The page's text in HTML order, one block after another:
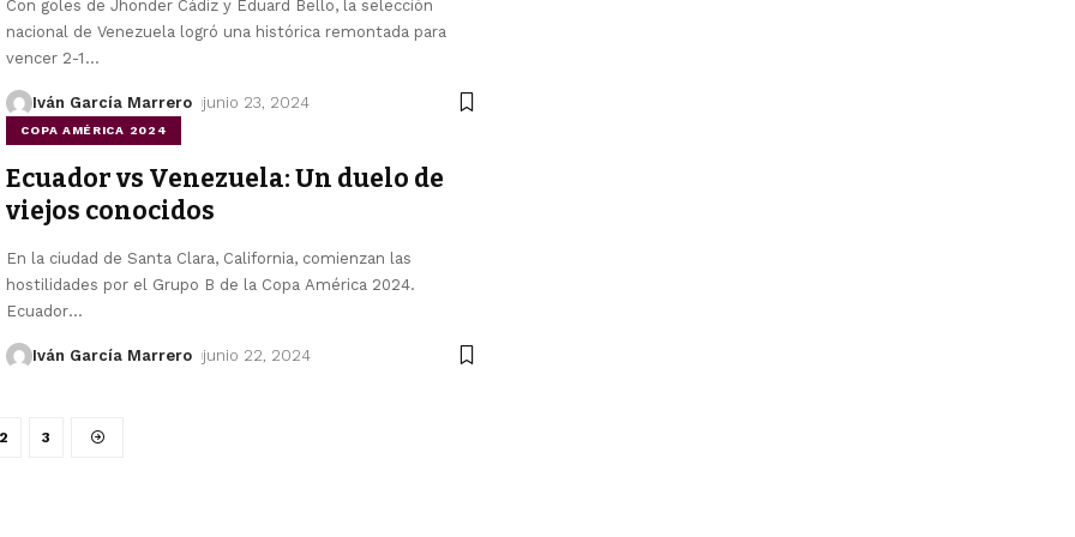
Con goles de Jhonder Cádiz y Eduard Bello, la selección
nacional de Venezuela logró una histórica remontada para
vencer 2-1 …
Iván García Marrero junio 23, 2024
COPA AMÉRICA 2024
Ecuador vs Venezuela: Un duelo de
viejos conocidos
En la ciudad de Santa Clara, California, comienzan las
hostilidades por el Grupo B de la Copa América 2024.
Ecuador…
Iván García Marrero junio 22, 2024
3